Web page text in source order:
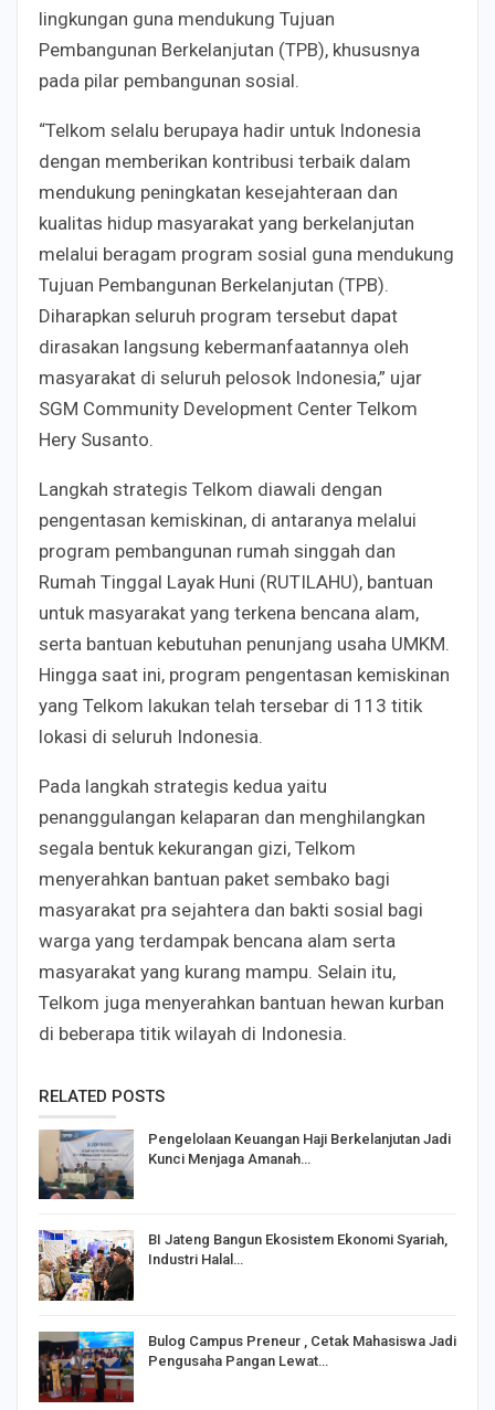
lingkungan guna mendukung Tujuan
Pembangunan Berkelanjutan (TPB), khususnya
pada pilar pembangunan sosial.
“Telkom selalu berupaya hadir untuk Indonesia
dengan memberikan kontribusi terbaik dalam
mendukung peningkatan kesejahteraan dan
kualitas hidup masyarakat yang berkelanjutan
melalui beragam program sosial guna mendukung
Tujuan Pembangunan Berkelanjutan (TPB).
Diharapkan seluruh program tersebut dapat
dirasakan langsung kebermanfaatannya oleh
masyarakat di seluruh pelosok Indonesia,” ujar
SGM Community Development Center Telkom
Hery Susanto.
Langkah strategis Telkom diawali dengan
pengentasan kemiskinan, di antaranya melalui
program pembangunan rumah singgah dan
Rumah Tinggal Layak Huni (RUTILAHU), bantuan
untuk masyarakat yang terkena bencana alam,
serta bantuan kebutuhan penunjang usaha UMKM.
Hingga saat ini, program pengentasan kemiskinan
yang Telkom lakukan telah tersebar di 113 titik
lokasi di seluruh Indonesia.
Pada langkah strategis kedua yaitu
penanggulangan kelaparan dan menghilangkan
segala bentuk kekurangan gizi, Telkom
menyerahkan bantuan paket sembako bagi
masyarakat pra sejahtera dan bakti sosial bagi
warga yang terdampak bencana alam serta
masyarakat yang kurang mampu. Selain itu,
Telkom juga menyerahkan bantuan hewan kurban
di beberapa titik wilayah di Indonesia.
RELATED POSTS
Pengelolaan Keuangan Haji Berkelanjutan Jadi
Kunci Menjaga Amanah…
BI Jateng Bangun Ekosistem Ekonomi Syariah,
Industri Halal…
Bulog Campus Preneur , Cetak Mahasiswa Jadi
Pengusaha Pangan Lewat…